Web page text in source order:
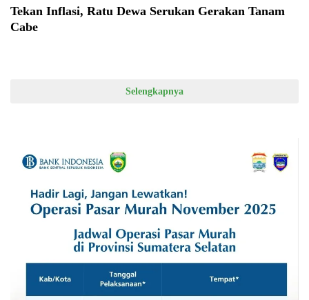
Tekan Inflasi, Ratu Dewa Serukan Gerakan Tanam
Cabe
Selengkapnya